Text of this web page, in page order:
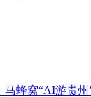
马蜂窝“AI游贵州